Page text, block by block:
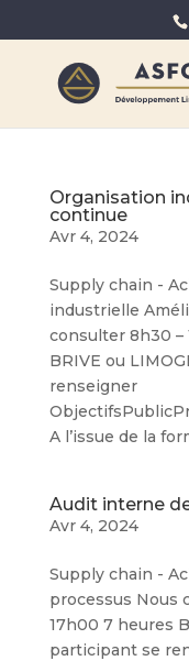
Organisation
continue
Avr 4, 2024
Supply chain -
industrielle
consulter 8h30 –
BRIVE ou
renseigner
A l’issue de la
Audit interne
Avr 4, 2024
Supply chain -
processus Nous
17h00 7 heures
participant se